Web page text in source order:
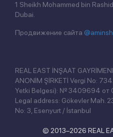
1 Sheikh Mohammed bin
Dubai.
Продвижение сайта
REAL EAST İNŞAAT
ANONİM ŞİRKETİ Vergi No:
Yetki Belgesi): № 3409694 от
Legal address: Gökevler Mah.
No: 3, Esenyurt / İstanbul
© 2013–2026 REAL